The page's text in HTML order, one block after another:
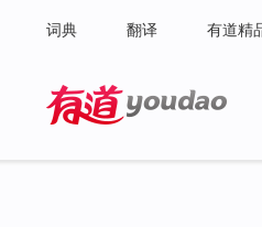
词典 翻译 有道精